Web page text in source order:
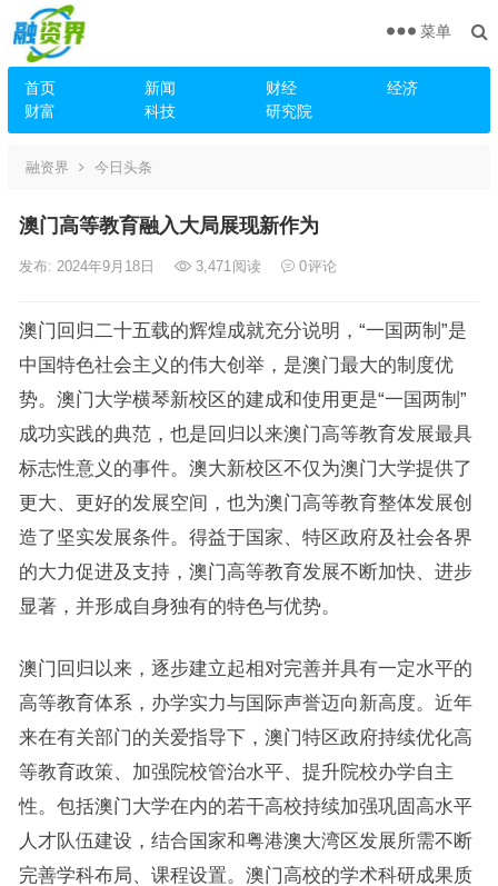
首页 新闻 财经
经济
财富
科技 研究院
菜单
融资界 今日头条
澳门高等教育融入大局展现新作为
发布: 2024年9月18日 3,471阅读 0评论
澳门回归二十五载的辉煌成就充分说明，“一国两制”是
中国特色社会主义的伟大创举，是澳门最大的制度优
势。澳门大学横琴新校区的建成和使用更是“一国两制”
成功实践的典范，也是回归以来澳门高等教育发展最具
标志性意义的事件。澳大新校区不仅为澳门大学提供了
更大、更好的发展空间，也为澳门高等教育整体发展创
造了坚实发展条件。得益于国家、特区政府及社会各界
的大力促进及支持，澳门高等教育发展不断加快、进步
显著，并形成自身独有的特色与优势。
澳门回归以来，逐步建立起相对完善并具有一定水平的
高等教育体系，办学实力与国际声誉迈向新高度。近年
来在有关部门的关爱指导下，澳门特区政府持续优化高
等教育政策、加强院校管治水平、提升院校办学自主
性。包括澳门大学在内的若干高校持续加强巩固高水平
人才队伍建设，结合国家和粤港澳大湾区发展所需不断
完善学科布局、课程设置。澳门高校的学术科研成果质